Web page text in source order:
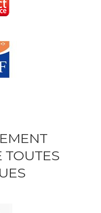
TOUTES